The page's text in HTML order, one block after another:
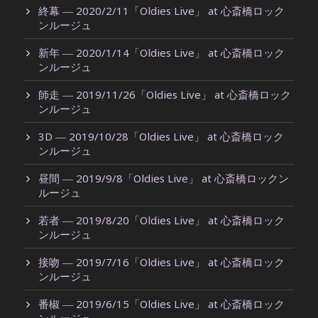
終幕 ― 2020/2/11「Oldies Live」 at 心斎橋ロック
ンルージュ
新年 ― 2020/1/14「Oldies Live」 at 心斎橋ロック
ンルージュ
師走 ― 2019/11/26「Oldies Live」 at 心斎橋ロック
ンルージュ
3D ― 2019/10/28「Oldies Live」 at 心斎橋ロック
ンルージュ
昼間 ― 2019/9/8「Oldies Live」 at 心斎橋ロックン
ルージュ
若者 ― 2019/8/20「Oldies Live」 at 心斎橋ロック
ンルージュ
接吻 ― 2019/7/16「Oldies Live」 at 心斎橋ロック
ンルージュ
番椒 ― 2019/6/15「Oldies Live」 at 心斎橋ロック